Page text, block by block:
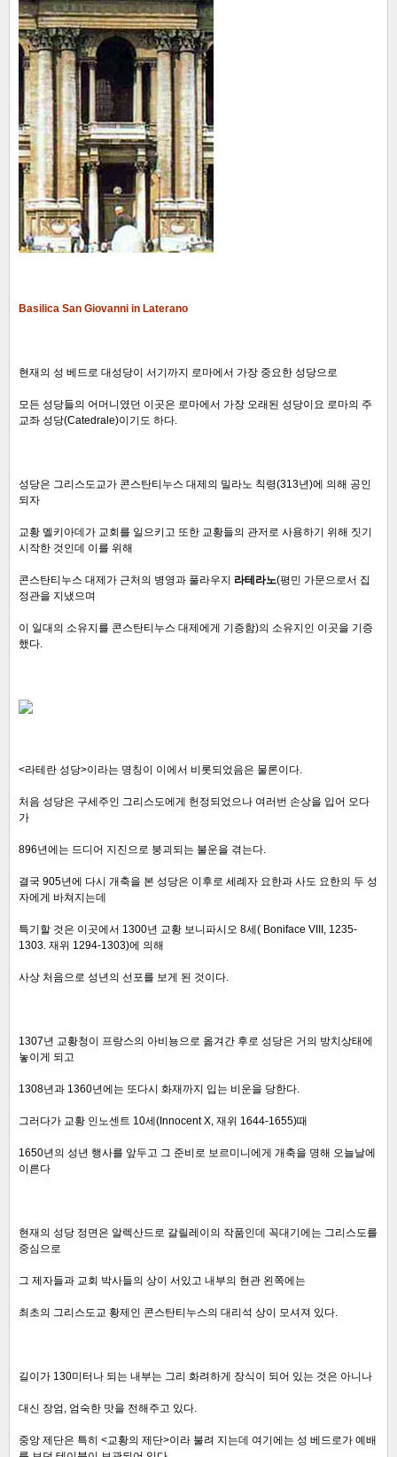
Basilica San Giovanni in Laterano
현재의 성 베드로 대성당이 서기까지 로마에서 가장 중요한 성당으로
모든 성당들의 어머니였던 이곳은 로마에서 가장 오래된 성당이요 로마의 주
교좌 성당(Catedrale)이기도 하다.
성당은 그리스도교가 콘스탄티누스 대제의 밀라노 칙령(313년)에 의해 공인
되자
교황 멜키아데가 교회를 일으키고 또한 교황들의 관저로 사용하기 위해 짓기
시작한 것인데 이를 위해
콘스탄티누스 대제가 근처의 병영과 풀라우지 라테라노(평민 가문으로서 집
정관을 지냈으며
이 일대의 소유지를 콘스탄티누스 대제에게 기증함)의 소유지인 이곳을 기증
했다.
<라테란 성당>이라는 명칭이 이에서 비롯되었음은 물론이다.
처음 성당은 구세주인 그리스도에게 헌정되었으나 여러번 손상을 입어 오다
가
896년에는 드디어 지진으로 붕괴되는 불운을 겪는다.
결국 905년에 다시 개축을 본 성당은 이후로 세례자 요한과 사도 요한의 두 성
자에게 바쳐지는데
특기할 것은 이곳에서 1300년 교황 보니파시오 8세( Boniface VIII, 1235-
1303. 재위 1294-1303)에 의해
사상 처음으로 성년의 선포를 보게 된 것이다.
1307년 교황청이 프랑스의 아비뇽으로 옮겨간 후로 성당은 거의 방치상태에
놓이게 되고
1308년과 1360년에는 또다시 화재까지 입는 비운을 당한다.
그러다가 교황 인노센트 10세(Innocent X, 재위 1644-1655)때
1650년의 성년 행사를 앞두고 그 준비로 보르미니에게 개축을 명해 오늘날에
이른다
현재의 성당 정면은 알렉산드로 갈릴레이의 작품인데 꼭대기에는 그리스도를
중심으로
그 제자들과 교회 박사들의 상이 서있고 내부의 현관 왼쪽에는
최초의 그리스도교 황제인 콘스탄티누스의 대리석 상이 모셔져 있다.
길이가 130미터나 되는 내부는 그리 화려하게 장식이 되어 있는 것은 아니나
대신 장엄, 엄숙한 맛을 전해주고 있다.
중앙 제단은 특히 <교황의 제단>이라 불려 지는데 여기에는 성 베드로가 예배